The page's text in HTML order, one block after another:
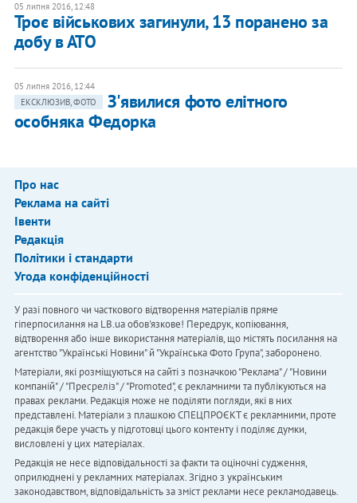
05 липня 2016, 12:48
Троє військових загинули, 13 поранено за
добу в АТО
05 липня 2016, 12:44
ЕКСКЛЮЗИВ, ФОТО
З'явилися фото елітного
особняка Федорка
Про нас
Реклама на сайті
Івенти
Редакція
Політики і стандарти
Угода конфіденційності
У разі повного чи часткового відтворення матеріалів пряме
гіперпосилання на LB.ua обов'язкове! Передрук, копіювання,
відтворення або інше використання матеріалів, що містять посилання на
агентство "Українськi Новини" й "Українська Фото Група", заборонено.
Матеріали, які розміщуються на сайті з позначкою "Реклама" / "Новини
компаній" / "Пресреліз" / "Promoted", є рекламними та публікуються на
правах реклами. Редакція може не поділяти погляди, які в них
представлені. Матеріали з плашкою СПЕЦПРОЄКТ є рекламними, проте
редакція бере участь у підготовці цього контенту і поділяє думки,
висловлені у цих матеріалах.
Редакція не несе відповідальності за факти та оціночні судження,
оприлюднені у рекламних матеріалах. Згідно з українським
законодавством, відповідальність за зміст реклами несе рекламодавець.